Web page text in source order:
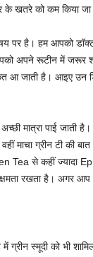
खतरे को कम क‍िया
पर है। हम आपको
अपने रूटीन में जरूर
आ जाती है। आइए उन
मात्रा पाई
माचा ग्रीन टी की बात
Tea से कहीं ज्‍यादा
रखता है। अगर आप
ग्रीन स्मूदी को भी